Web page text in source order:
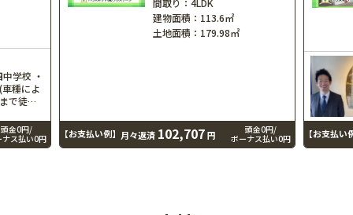
学校 ・
種によ
で徒歩6
件！
頭金0円/
ナス払い0円
間取り： 4LDK
建物面積： 113.6㎡
土地面積： 179.98㎡
【お支払い例】 月々返済 102,707円
頭金0円/
ボーナス払い0円
【お支払い